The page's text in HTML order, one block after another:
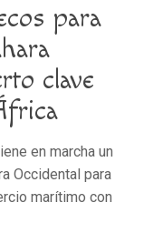
para
clave
en marcha un
Occidental para
marítimo con